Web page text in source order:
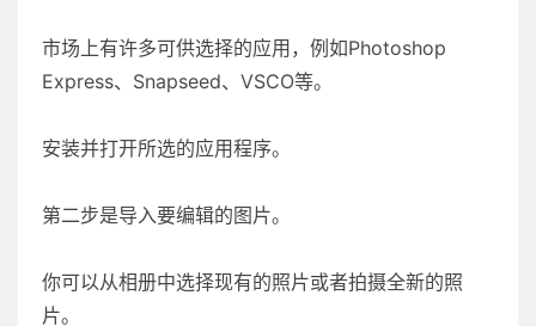
市场上有许多可供选择的应用，例如Photoshop
Express、Snapseed、VSCO等。
安装并打开所选的应用程序。
第二步是导入要编辑的图片。
你可以从相册中选择现有的照片或者拍摄全新的照
片。